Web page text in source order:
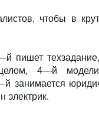
чтобы в
пишет
4—й
занимается
электрик.